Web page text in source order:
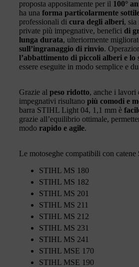
proposta appositamente per il 100°
ha una forma particolarmente
professionali di cura degli alberi, sia
private più impegnative, benefici di
lunga durata, ulteriormente
sull’ingranaggio di rinvio.
l’abbattimento di piccoli alberi e lo
essere eseguite in modo semplice e
Grazie al peso ridotto, anche i lavori
impegnativi risultano più comodi e
barra STIHL Light 04, 1,1 mm è
grazie all’equilibrio ottimale,
modo rapido e agile.
Le motoseghe compatibili con catene
STIHL MS 180
STIHL MS 182
STIHL MS 201
STIHL MS 211
STIHL MS 212
STIHL MS 231
STIHL MS 241
STIHL MSE 170
STIHL MSE 190